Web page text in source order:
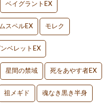
ベイグラントEX
ムスペルEX モレク
ベレットEX
星間の禁域 死をあやす者EX
祖メギド 魂なき黒き半身